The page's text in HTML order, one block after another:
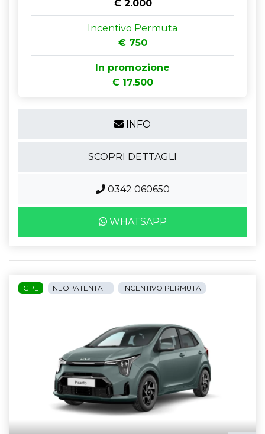
€ 2.000
Incentivo Permuta
€ 750
In promozione
€ 17.500
INFO
SCOPRI DETTAGLI
0342 060650
WHATSAPP
GPL NEOPATENTATI INCENTIVO PERMUTA